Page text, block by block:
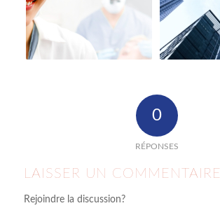
0
RÉPONSES
LAISSER UN COMMENTAIRE
Rejoindre la discussion?